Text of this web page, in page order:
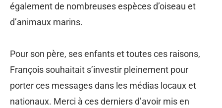
également de nombreuses espèces d’oiseau et
d’animaux marins.
Pour son père, ses enfants et toutes ces raisons,
François souhaitait s’investir pleinement pour
porter ces messages dans les médias locaux et
nationaux. Merci à ces derniers d’avoir mis en